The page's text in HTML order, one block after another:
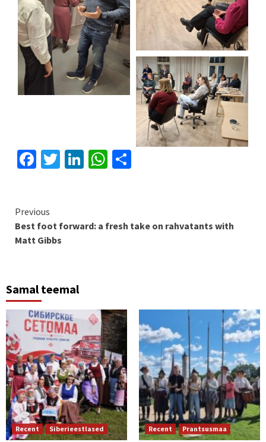
Facebook
Twitter
LinkedIn
WhatsApp
Continue
Reading
Previous
Best foot forward: a fresh take on rahvatants with
Matt Gibbs
Samal teemal
Recent Siberieestlased Recent Prantsusmaa